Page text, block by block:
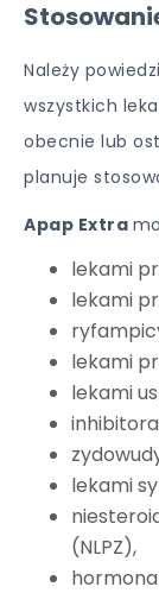
Należy
wszystkich
obecnie lub
planuje
Apap Extra
lekami
lekami
lekami
lekami
lekami
(NLPZ),